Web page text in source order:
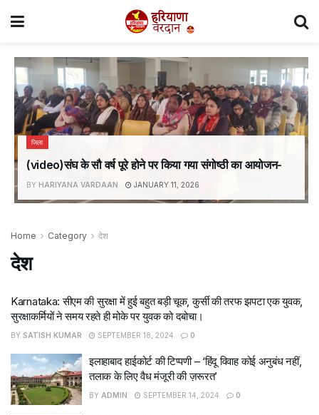
जिला
(video)संघ के सौ वर्ष पूरे होने पर किया गया संगोष्ठी का आयोजन-
BY HARIYANA VARDAAN JANUARY 11, 2026
Home Category देश
देश
Karnataka: सीएम की सुरक्षा में हुई बहुत बड़ी चूक, कुर्सी की तरफ झपटा एक युवक,
सुरक्षाकर्मियों ने समय रहते ही मोके पर युवक को दबोचा।
BY SATISH KUMAR SEPTEMBER 18, 2024 0
इलाहाबाद हाईकोर्ट की टिप्पणी – ‘हिंदू विवाह कोई अनुबंध नहीं,
तलाक के लिए वैध मंजूरी की ज़रूरत’
BY ADMIN SEPTEMBER 14, 2024 0